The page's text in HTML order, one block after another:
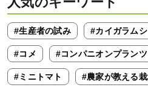
#生産者の試み #カイガラムシ
#コメ #コンパニオンプランツ
#ミニトマト #農家が教える